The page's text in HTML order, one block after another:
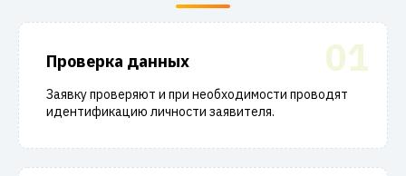
01
Проверка данных
Заявку проверяют и при необходимости проводят
идентификацию личности заявителя.